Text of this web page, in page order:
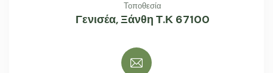
Τοποθεσία
Γενισέα, Ξάνθη Τ.Κ 67100